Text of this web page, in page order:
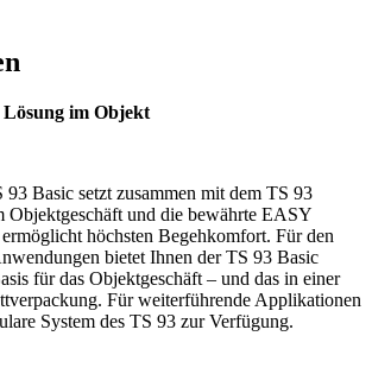
im Objekt
Basic setzt zusammen mit dem TS 93
Objektgeschäft und die bewährte EASY
höchsten Begehkomfort. Für den
bietet Ihnen der TS 93 Basic
für das Objektgeschäft – und das in einer
Für weiterführende Applikationen
System des TS 93 zur Verfügung.